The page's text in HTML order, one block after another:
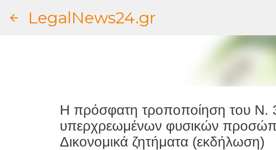
LegalNews24.gr
Η πρόσφατη τροποποίηση του Ν.
υπερχρεωμένων φυσικών
Δικονομικά ζητήματα (εκδήλωση)